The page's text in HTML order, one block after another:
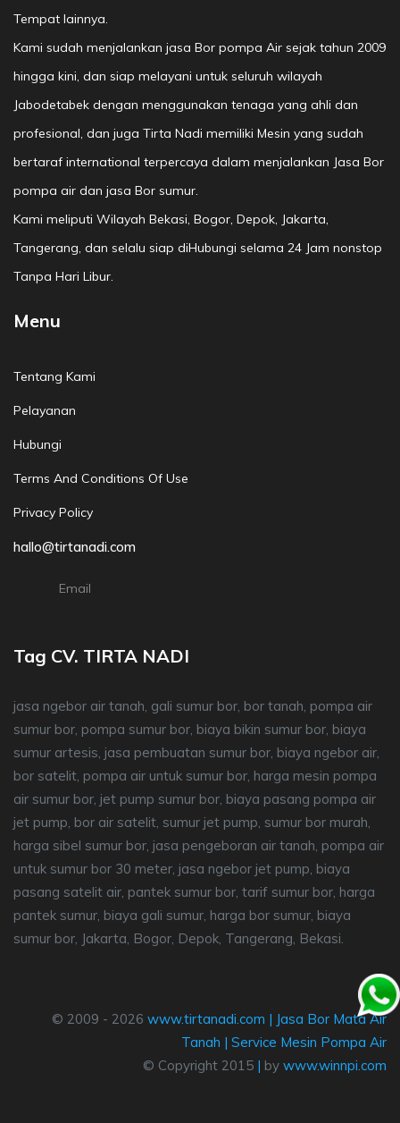
Tempat lainnya.
Kami sudah menjalankan jasa Bor pompa Air sejak tahun 2009
hingga kini, dan siap melayani untuk seluruh wilayah
Jabodetabek dengan menggunakan tenaga yang ahli dan
profesional, dan juga Tirta Nadi memiliki Mesin yang sudah
bertaraf international terpercaya dalam menjalankan Jasa Bor
pompa air dan jasa Bor sumur.
Kami meliputi Wilayah Bekasi, Bogor, Depok, Jakarta,
Tangerang, dan selalu siap diHubungi selama 24 Jam nonstop
Tanpa Hari Libur.
Menu
Tentang Kami
Pelayanan
Hubungi
Terms And Conditions Of Use
Privacy Policy
hallo@tirtanadi.com
Email
Tag CV. TIRTA NADI
jasa ngebor air tanah, gali sumur bor, bor tanah, pompa air
sumur bor, pompa sumur bor, biaya bikin sumur bor, biaya
sumur artesis, jasa pembuatan sumur bor, biaya ngebor air,
bor satelit, pompa air untuk sumur bor, harga mesin pompa
air sumur bor, jet pump sumur bor, biaya pasang pompa air
jet pump, bor air satelit, sumur jet pump, sumur bor murah,
harga sibel sumur bor, jasa pengeboran air tanah, pompa air
untuk sumur bor 30 meter, jasa ngebor jet pump, biaya
pasang satelit air, pantek sumur bor, tarif sumur bor, harga
pantek sumur, biaya gali sumur, harga bor sumur, biaya
sumur bor, Jakarta, Bogor, Depok, Tangerang, Bekasi.
© 2009 - 2026 www.tirtanadi.com | Jasa Bor Mata Air
Tanah | Service Mesin Pompa Air
© Copyright 2015 | by www.winnpi.com